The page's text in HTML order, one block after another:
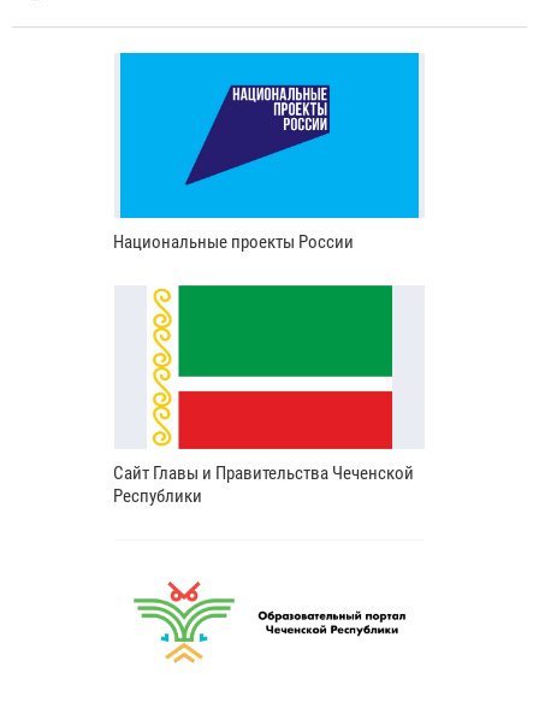
Национальные проекты России
Сайт Главы и Правительства Чеченской
Республики